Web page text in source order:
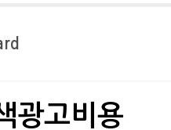
광고비용